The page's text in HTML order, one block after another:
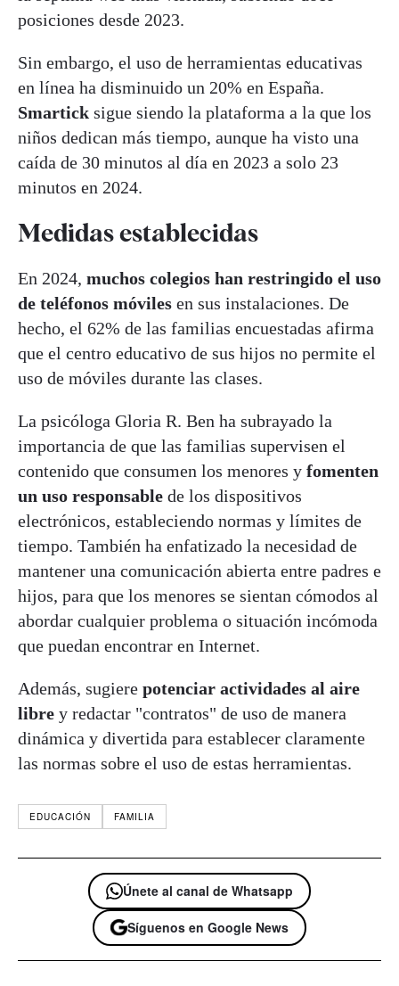
posiciones desde 2023.
Sin embargo, el uso de herramientas educativas
en línea ha disminuido un 20% en España.
Smartick sigue siendo la plataforma a la que los
niños dedican más tiempo, aunque ha visto una
caída de 30 minutos al día en 2023 a solo 23
minutos en 2024.
Medidas establecidas
En 2024, muchos colegios han restringido el uso
de teléfonos móviles en sus instalaciones. De
hecho, el 62% de las familias encuestadas afirma
que el centro educativo de sus hijos no permite el
uso de móviles durante las clases.
La psicóloga Gloria R. Ben ha subrayado la
importancia de que las familias supervisen el
contenido que consumen los menores y fomenten
un uso responsable de los dispositivos
electrónicos, estableciendo normas y límites de
tiempo. También ha enfatizado la necesidad de
mantener una comunicación abierta entre padres e
hijos, para que los menores se sientan cómodos al
abordar cualquier problema o situación incómoda
que puedan encontrar en Internet.
Además, sugiere potenciar actividades al aire
libre y redactar "contratos" de uso de manera
dinámica y divertida para establecer claramente
las normas sobre el uso de estas herramientas.
EDUCACIÓN FAMILIA
Únete al canal de Whatsapp
Síguenos en Google News